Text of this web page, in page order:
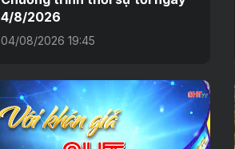
4/8/2026
04/08/2026 19:45